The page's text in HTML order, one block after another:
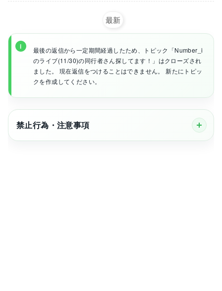
最新
最後の返信から一定期間経過したため、トピック「Number_i
のライブ(11/30)の同行者さん探してます！」はクローズされ
ました。 現在返信をつけることはできません。 新たにトピッ
クを作成してください。
禁止行為・注意事項